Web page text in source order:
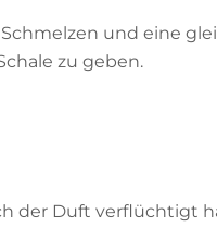
und eine
zu geben.
der Duft verflüchtigt